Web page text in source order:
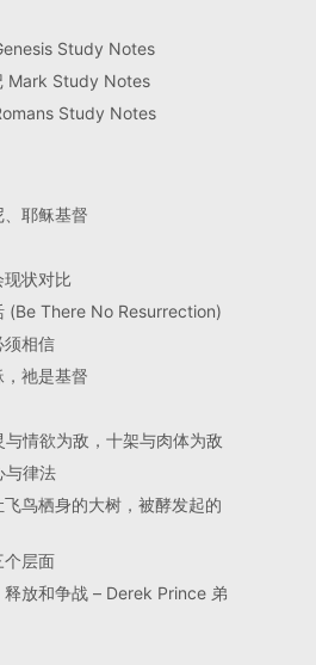
Study Notes
Mark Study Notes
Study Notes
耶稣基督
状对比
(Be There No Resurrection)
须相信
祂是基督
与情欲为敌，十架与肉体为敌
与律法
鸟栖身的大树，被酵发起的
个层面
放和争战 – Derek Prince 弟